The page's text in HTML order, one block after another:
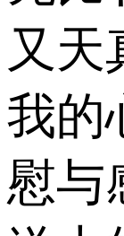
又天
我的
慰与